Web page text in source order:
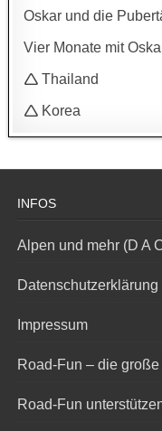
Oskar und die
Vier Monate mit
🛆 Thailand
🛆 Korea
INFOS
Alpen und mehr (D A
Datenschutzerklärung
Impressum
Road-Fun – die
Road-Fun